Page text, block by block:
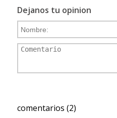
Dejanos tu opinion
comentarios (2)